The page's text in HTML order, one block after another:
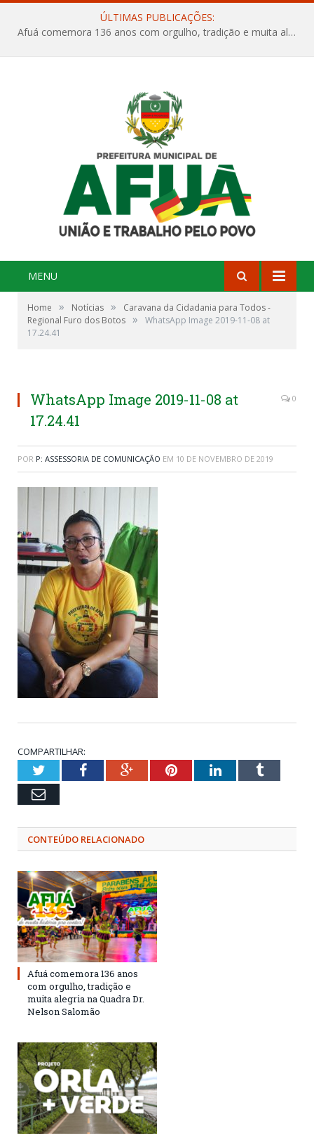
ÚLTIMAS PUBLICAÇÕES:
Afuá comemora 136 anos com orgulho, tradição e muita alegria na Quadra Dr. Nelson Salomão
MENU
Home » Notícias »
Caravana da Cidadania para Todos -
Regional Furo dos Botos »
WhatsApp Image 2019-11-08 at
17.24.41
WhatsApp Image 2019-11-08 at
17.24.41
0
POR P: ASSESSORIA DE COMUNICAÇÃO EM 10 DE NOVEMBRO DE 2019
COMPARTILHAR:
TwitterFacebookGoogle+PinterestLinkedInTumblr
Email
CONTEÚDO RELACIONADO
Afuá comemora 136 anos
com orgulho, tradição e
muita alegria na Quadra Dr.
Nelson Salomão